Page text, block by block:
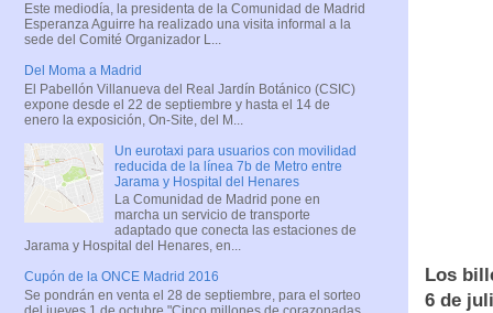
Los
6 de
Este mediodía, la presidenta de la Comunidad de Madrid
Esperanza Aguirre ha realizado una visita informal a la
sede del Comité Organizador L...
Del Moma a Madrid
El Pabellón Villanueva del Real Jardín Botánico (CSIC)
expone desde el 22 de septiembre y hasta el 14 de
enero la exposición, On-Site, del M...
Un eurotaxi para usuarios con movilidad
reducida de la línea 7b de Metro entre
Jarama y Hospital del Henares
La Comunidad de Madrid pone en
marcha un servicio de transporte
adaptado que conecta las estaciones de
Jarama y Hospital del Henares, en...
Cupón de la ONCE Madrid 2016
Se pondrán en venta el 28 de septiembre, para el sorteo